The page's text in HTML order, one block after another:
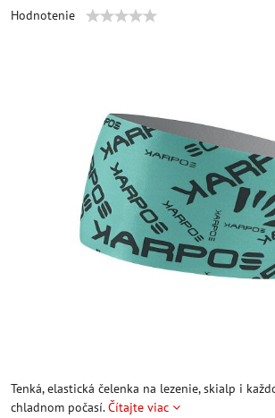
Hodnotenie
Tenká, elastická čelenka na lezenie, skialp i
chladnom počasí.Čítajte viac